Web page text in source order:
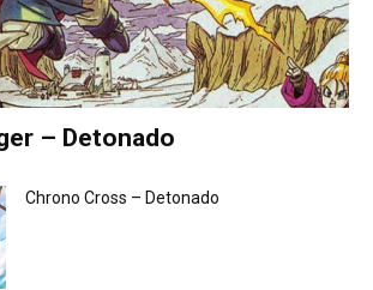
– Detonado
Chrono Cross – Detonado